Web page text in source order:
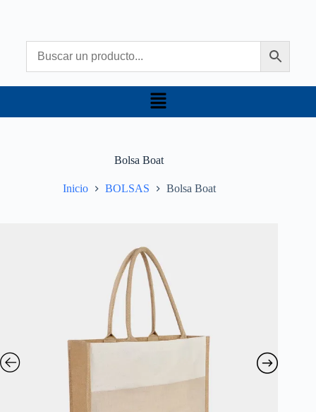
Bolsa Boat
Inicio BOLSAS Bolsa Boat